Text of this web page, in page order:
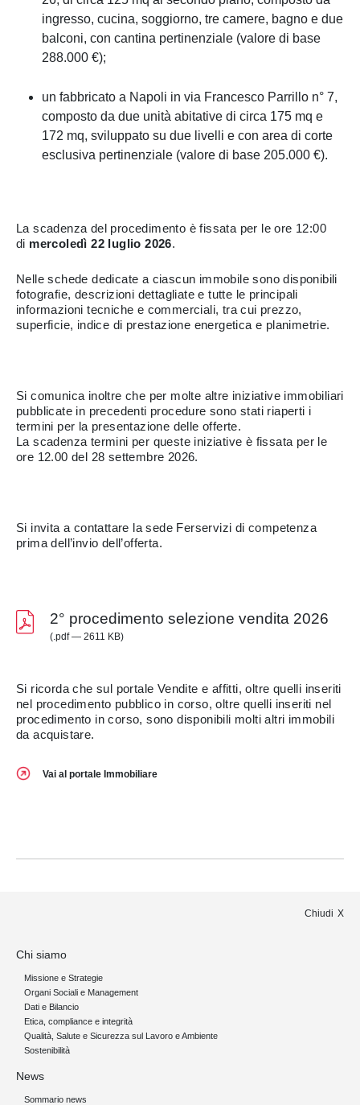
ingresso, cucina, soggiorno, tre camere, bagno e due
balconi, con cantina pertinenziale (valore di base
288.000 €);
un fabbricato a Napoli in via Francesco Parrillo n° 7,
composto da due unità abitative di circa 175 mq e
172 mq, sviluppato su due livelli e con area di corte
esclusiva pertinenziale (valore di base 205.000 €).
La scadenza del procedimento è fissata per le ore 12:00
di mercoledì 22 luglio 2026.
Nelle schede dedicate a ciascun immobile sono disponibili
fotografie, descrizioni dettagliate e tutte le principali
informazioni tecniche e commerciali, tra cui prezzo,
superficie, indice di prestazione energetica e planimetrie.
Si comunica inoltre che per molte altre iniziative immobiliari
pubblicate in precedenti procedure sono stati riaperti i
termini per la presentazione delle offerte.
La scadenza termini per queste iniziative è fissata per le
ore 12.00 del 28 settembre 2026.
Si invita a contattare la sede Ferservizi di competenza
prima dell’invio dell’offerta.
2° procedimento selezione vendita 2026
(.pdf — 2611 KB)
Si ricorda che sul portale Vendite e affitti, oltre quelli inseriti
nel procedimento pubblico in corso, oltre quelli inseriti nel
procedimento in corso, sono disponibili molti altri immobili
da acquistare.
Vai al portale Immobiliare
Chiudi
Chi siamo
Missione e Strategie
Organi Sociali e Management
Dati e Bilancio
Etica, compliance e integrità
Qualità, Salute e Sicurezza sul Lavoro e Ambiente
Sostenibilità
News
Sommario news